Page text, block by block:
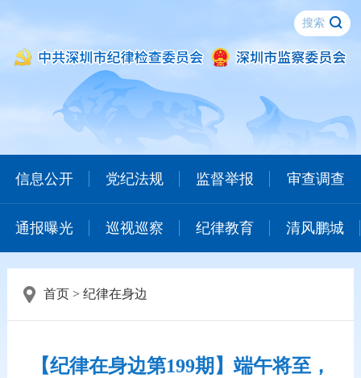
信息公开 党纪法规 监督举报 审查调查
通报曝光 巡视巡察 纪律教育 清风鹏城
首页> 纪律在身边
【纪律在身边第199期】端午将至，